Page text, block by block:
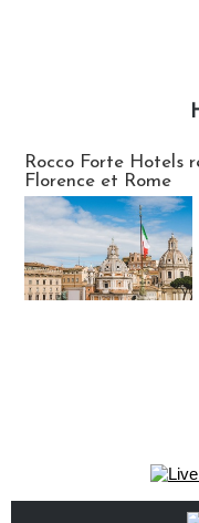
Rocco Forte Hotels
Florence et Rome